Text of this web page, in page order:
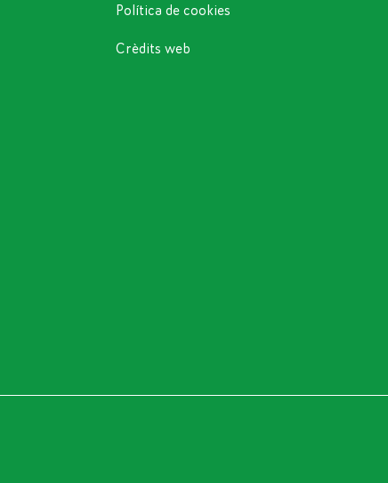
Política de cookies
Crèdits web